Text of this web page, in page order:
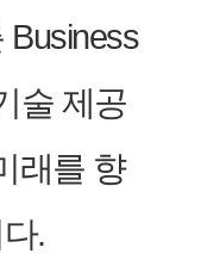
술 제공
래를 향
.